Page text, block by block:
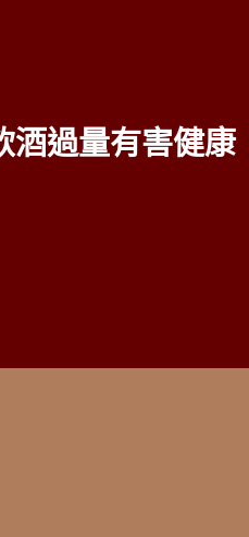
新竹市 苗栗 台中市 、
市、高雄市、屏東、台東、宜
酒過量有害健康